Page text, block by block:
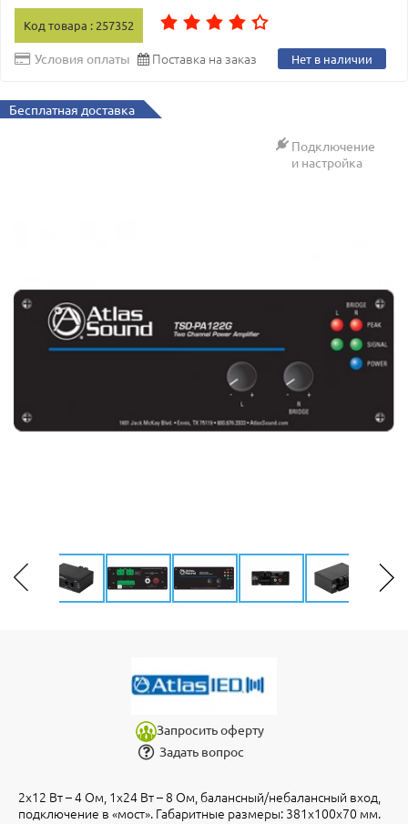
Код товара : 257352
Условия оплаты Поставка на заказ Нет в наличии
Бесплатная доставка
Подключение
и настройка
Запросить оферту
Задать вопрос
2х12 Вт – 4 Ом, 1х24 Вт – 8 Ом, балансный/небалансный вход,
подключение в «мост». Габаритные размеры: 381х100х70 мм.